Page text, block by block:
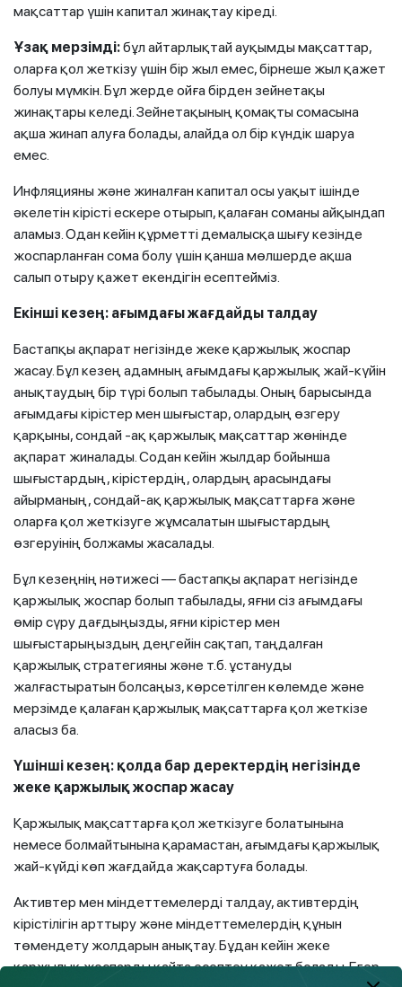
мақсаттар үшін капитал жинақтау кіреді.
Ұзақ мерзімді:бұл айтарлықтай ауқымды мақсаттар,
оларға қол жеткізу үшін бір жыл емес, бірнеше жыл қажет
болуы мүмкін. Бұл жерде ойға бірден зейнетақы
жинақтары келеді. Зейнетақының қомақты сомасына
ақша жинап алуға болады, алайда ол бір күндік шаруа
емес.
Инфляцияны және жиналған капитал осы уақыт ішінде
әкелетін кірісті ескере отырып, қалаған соманы айқындап
аламыз. Одан кейін құрметті демалысқа шығу кезінде
жоспарланған сома болу үшін қанша мөлшерде ақша
салып отыру қажет екендігін есептейміз.
Екінші кезең: ағымдағы жағдайды талдау
Бастапқы ақпарат негізінде жеке қаржылық жоспар
жасау. Бұл кезең адамның ағымдағы қаржылық жай-күйін
анықтаудың бір түрі болып табылады. Оның барысында
ағымдағы кірістер мен шығыстар, олардың өзгеру
қарқыны, сондай -ақ қаржылық мақсаттар жөнінде
ақпарат жиналады. Содан кейін жылдар бойынша
шығыстардың, кірістердің, олардың арасындағы
айырманың, сондай-ақ қаржылық мақсаттарға және
оларға қол жеткізуге жұмсалатын шығыстардың
өзгеруінің болжамы жасалады.
Бұл кезеңнің нәтижесі — бастапқы ақпарат негізінде
қаржылық жоспар болып табылады, яғни сіз ағымдағы
өмір сүру дағдыңызды, яғни кірістер мен
шығыстарыңыздың деңгейін сақтап, таңдалған
қаржылық стратегияны және т.б. ұстануды
жалғастыратын болсаңыз, көрсетілген көлемде және
мерзімде қалаған қаржылық мақсаттарға қол жеткізе
аласыз ба.
Үшінші кезең: қолда бар деректердің негізінде
жеке қаржылық жоспар жасау
Қаржылық мақсаттарға қол жеткізуге болатынына
немесе болмайтынына қарамастан, ағымдағы қаржылық
жай-күйді көп жағдайда жақсартуға болады.
Активтер мен міндеттемелерді талдау, активтердің
кірістілігін арттыру және міндеттемелердің құнын
төмендету жолдарын анықтау. Бұдан кейін жеке
қаржылық жоспарды қайта есептеу қажет болады. Егер